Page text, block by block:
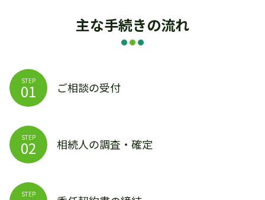
主な手続きの流れ
STEP
01 ご相談の受付
STEP
02 相続人の調査・確定
STEP